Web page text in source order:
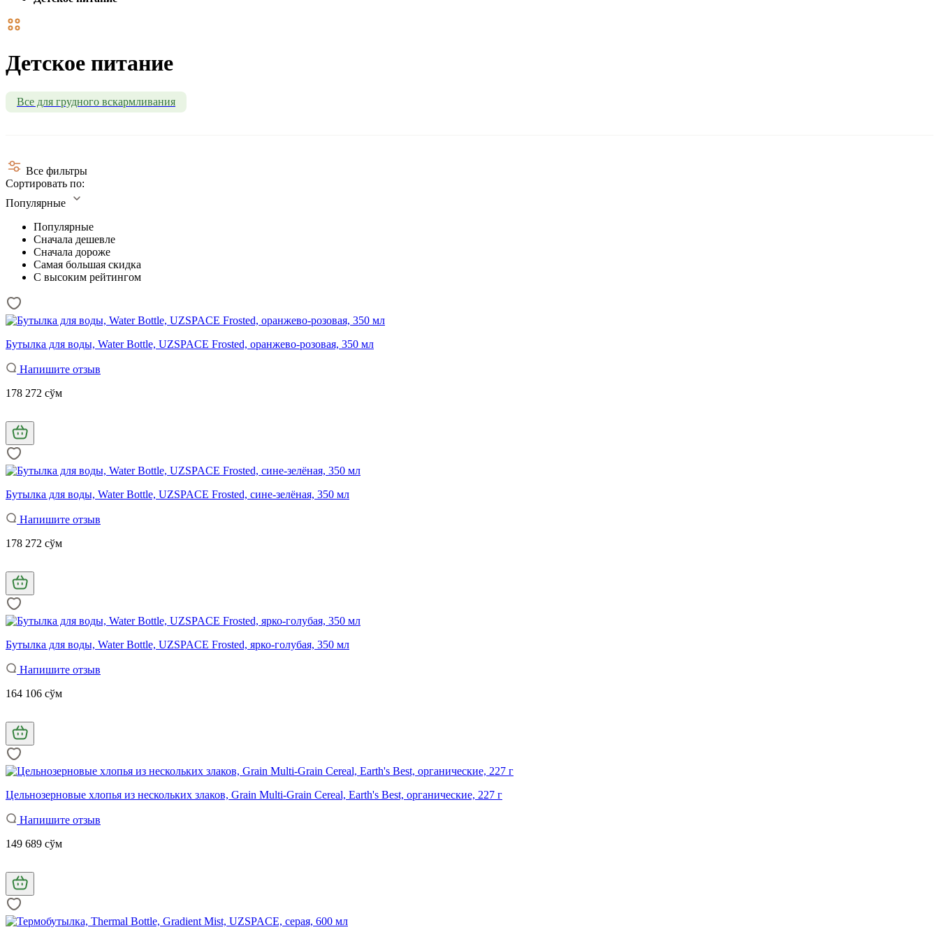
Детское питание
Все для грудного вскармливания
Все фильтры
Сортировать по:
Популярные
Популярные
Сначала дешевле
Сначала дороже
Самая большая скидка
С высоким рейтингом
Бутылка для воды, Water Bottle, UZSPACE Frosted, оранжево-розовая, 350 мл
Напишите отзыв
178 272 сўм
Бутылка для воды, Water Bottle, UZSPACE Frosted, сине-зелёная, 350 мл
Напишите отзыв
178 272 сўм
Бутылка для воды, Water Bottle, UZSPACE Frosted, ярко-голубая, 350 мл
Напишите отзыв
164 106 сўм
Цельнозерновые хлопья из нескольких злаков, Grain Multi-Grain Cereal, Earth's Best, органические, 227 г
Напишите отзыв
149 689 сўм